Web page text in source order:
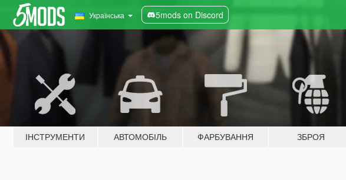
Українська 5mods on Discord
ІНСТРУМЕНТИ АВТОМОБІЛЬ ФАРБУВАННЯ ЗБРОЯ